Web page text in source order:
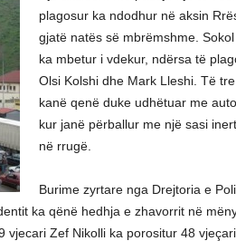
plagosur ka ndodhur në aksin
gjatë natës së mbrëmshme. Sokol
ka mbetur i vdekur, ndërsa të
Olsi Kolshi dhe Mark Lleshi. Të
kanë qenë duke udhëtuar me
kur janë përballur me një sasi
në rrugë.
Burime zyrtare nga Drejtoria e
ka qënë hedhja e zhavorrit në
vjecari Zef Nikolli ka porositur 48